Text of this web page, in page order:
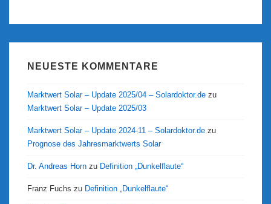
NEUESTE KOMMENTARE
Marktwert Solar – Update 2025/04 – Solardoktor.de zu
Marktwert Solar – Update 2025/03
Marktwert Solar – Update 2024-11 – Solardoktor.de zu
Prognose des Jahresmarktwerts Solar
Dr. Andreas Horn zu Definition „Dunkelflaute“
Franz Fuchs zu Definition „Dunkelflaute“